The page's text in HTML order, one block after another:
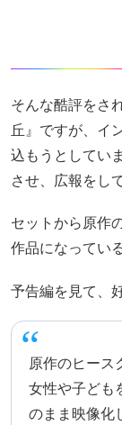
そんな酷評をさ
丘』ですが、イ
込もうとしてい
させ、広報をし
セットから原作
作品になってい
予告編を見て、
原作のヒース
女性や子ども
のまま映像化